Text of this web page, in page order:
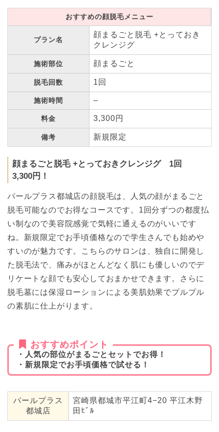
おすすめの顔脱毛メニュー
プラン名
顔まるごと脱毛 +とっておき
クレンジグ
施術部位 顔まるごと
脱毛回数 1回
施術時間 –
料金 3,300円
備考 新規限定
顔まるごと脱毛 +とっておきクレンジグ 1回
3,300円！
パールプラス都城店の顔脱毛は、人気の顔がまるごと
脱毛可能なのでお得なコースです。1回分ずつの都度払
い制なので美容院感覚で気軽に通えるのがいいです
ね。新規限定でお手頃価格なので学生さんでも始めや
すいのが魅力です。こちらのサロンは、独自に開発し
た脱毛法で、痛みがほとんどなく肌にも優しいのでデ
リケートな顔でも安心しておまかせできます。さらに
脱毛墓には保湿ローションによる美肌効果でプルプル
の素肌に仕上がります。
おすすめポイント
・人気の部位がまるごとセットでお得！
・新規限定でお手頃価格で試せる！
パールプラス
都城店
宮崎県都城市平江町4−20 平江木野
田ﾋﾞﾙ